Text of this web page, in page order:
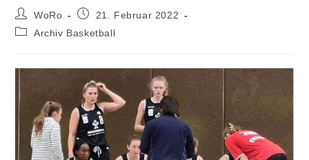
Beitrags-
Autor:
WoRo
Beitrag21. Februar 2022
Beitrags-
Archiv Basketball